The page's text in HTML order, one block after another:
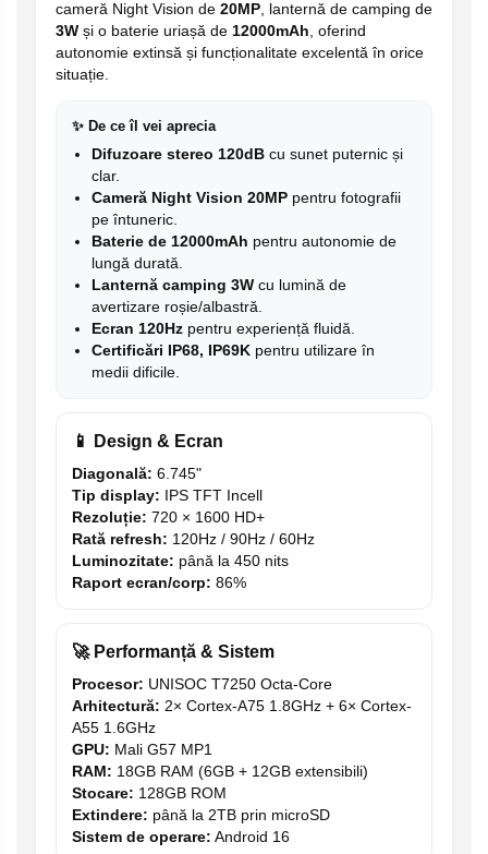
cameră Night Vision de 20MP , lanternă de camping de
3W și o baterie uriașă de 12000mAh , oferind
autonomie extinsă și funcționalitate excelentă în orice
situație.
✨ De ce îl vei aprecia
Difuzoare stereo 120dB cu sunet puternic și
clar.
Cameră Night Vision 20MP pentru fotografii
pe întuneric.
Baterie de 12000mAh pentru autonomie de
lungă durată.
Lanternă camping 3W cu lumină de
avertizare roșie/albastră.
Ecran 120Hz pentru experiență fluidă.
Certificări IP68, IP69K pentru utilizare în
medii dificile.
📱 Design & Ecran
Diagonală: 6.745"
Tip display: IPS TFT Incell
Rezoluție: 720 × 1600 HD+
Rată refresh: 120Hz / 90Hz / 60Hz
Luminozitate: până la 450 nits
Raport ecran/corp: 86%
🚀 Performanță & Sistem
Procesor: UNISOC T7250 Octa-Core
Arhitectură: 2× Cortex-A75 1.8GHz + 6× Cortex-
A55 1.6GHz
GPU: Mali G57 MP1
RAM: 18GB RAM (6GB + 12GB extensibili)
Stocare: 128GB ROM
Extindere: până la 2TB prin microSD
Sistem de operare: Android 16